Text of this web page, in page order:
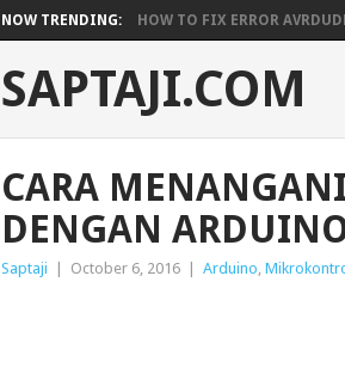
NOW TRENDING: HOW TO FIX ERROR
SAPTAJI.COM
CARA
DENGAN
Saptaji October 6, 2016 Arduino,